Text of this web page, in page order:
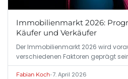
Immobilienmarkt 2026:
Käufer und Verkäufer
Der Immobilienmarkt 2026 wird
verschiedenen Faktoren geprägt
Fabian Koch•7. April 2026